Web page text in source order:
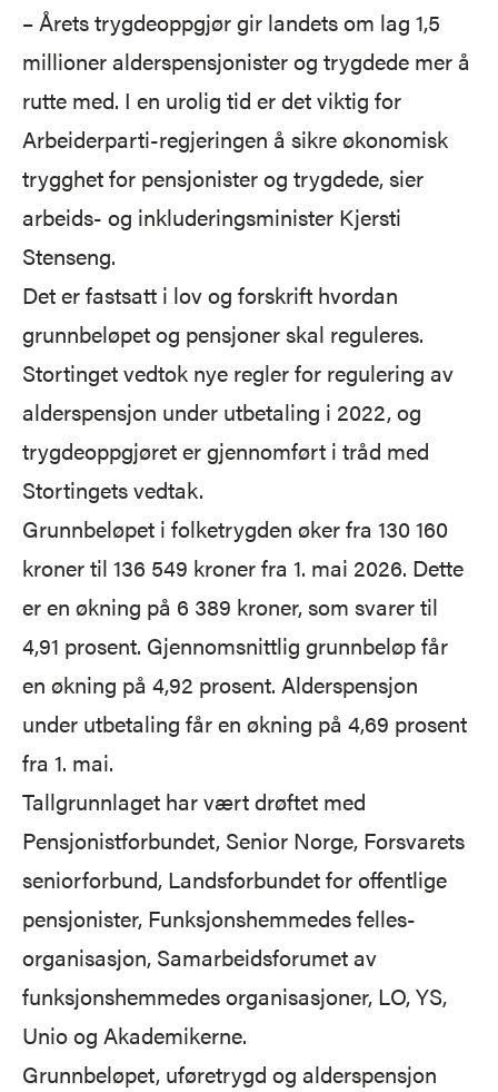
– Årets trygdeoppgjør gir landets om lag 1,5
millioner alderspensjonister og trygdede mer å
rutte med. I en urolig tid er det viktig for
Arbeiderparti-regjeringen å sikre økonomisk
trygghet for pensjonister og trygdede, sier
arbeids- og inkluderingsminister Kjersti
Stenseng.
Det er fastsatt i lov og forskrift hvordan
grunnbeløpet og pensjoner skal reguleres.
Stortinget vedtok nye regler for regulering av
alderspensjon under utbetaling i 2022, og
trygdeoppgjøret er gjennomført i tråd med
Stortingets vedtak.
Grunnbeløpet i folketrygden øker fra 130 160
kroner til 136 549 kroner fra 1. mai 2026. Dette
er en økning på 6 389 kroner, som svarer til
4,91 prosent. Gjennomsnittlig grunnbeløp får
en økning på 4,92 prosent. Alderspensjon
under utbetaling får en økning på 4,69 prosent
fra 1. mai.
Tallgrunnlaget har vært drøftet med
Pensjonistforbundet, Senior Norge, Forsvarets
seniorforbund, Landsforbundet for offentlige
pensjonister, Funksjonshemmedes felles­
organisasjon, Samarbeidsforumet av
funksjonshemmedes organisasjoner, LO, YS,
Unio og Akademikerne.
Grunnbeløpet, uføretrygd og alderspensjon